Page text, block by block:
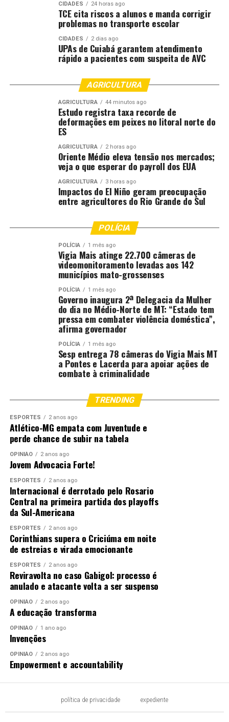
CIDADES 24 horas ago
TCE cita riscos a alunos e manda corrigir
problemas no transporte escolar
CIDADES 2 dias ago
UPAs de Cuiabá garantem atendimento
rápido a pacientes com suspeita de AVC
AGRICULTURA
AGRICULTURA 44 minutos ago
Estudo registra taxa recorde de
deformações em peixes no litoral norte do
ES
AGRICULTURA 2 horas ago
Oriente Médio eleva tensão nos mercados;
veja o que esperar do payroll dos EUA
AGRICULTURA 3 horas ago
Impactos do El Niño geram preocupação
entre agricultores do Rio Grande do Sul
POLÍCIA
POLÍCIA 1 mês ago
Vigia Mais atinge 22.700 câmeras de
videomonitoramento levadas aos 142
municípios mato-grossenses
POLÍCIA 1 mês ago
Governo inaugura 2ª Delegacia da Mulher
do dia no Médio-Norte de MT: “Estado tem
pressa em combater violência doméstica”,
afirma governador
POLÍCIA 1 mês ago
Sesp entrega 78 câmeras do Vigia Mais MT
a Pontes e Lacerda para apoiar ações de
combate à criminalidade
TRENDING
ESPORTES 2 anos ago
Atlético-MG empata com Juventude e
perde chance de subir na tabela
OPINIÃO 2 anos ago
Jovem Advocacia Forte!
ESPORTES 2 anos ago
Internacional é derrotado pelo Rosario
Central na primeira partida dos playoffs
da Sul-Americana
ESPORTES 2 anos ago
Corinthians supera o Criciúma em noite
de estreias e virada emocionante
ESPORTES 2 anos ago
Reviravolta no caso Gabigol: processo é
anulado e atacante volta a ser suspenso
OPINIÃO 2 anos ago
A educação transforma
OPINIÃO 1 ano ago
Invenções
OPINIÃO 2 anos ago
Empowerment e accountability
política de privacidade expediente